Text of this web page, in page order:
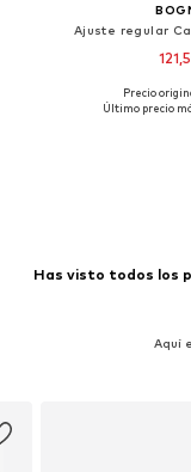
Ajuste regular
Tallas
Precio
Último precio
Has visto todos los
Aquí